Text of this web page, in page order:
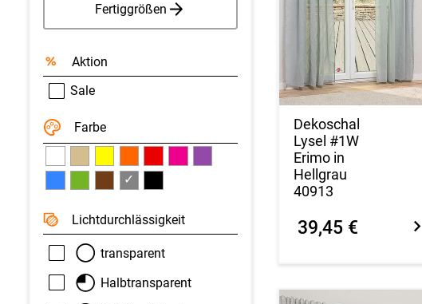
Fertiggrößen
Aktion
Sale
Farbe
✓
Licht­durchlässigkeit
transparent
Halbtransparent
Dekoschal
Lysel #1W
Erimo in
Hellgrau
40913
39,45 €